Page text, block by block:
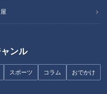
ンル
スポーツ コラム おでかけ